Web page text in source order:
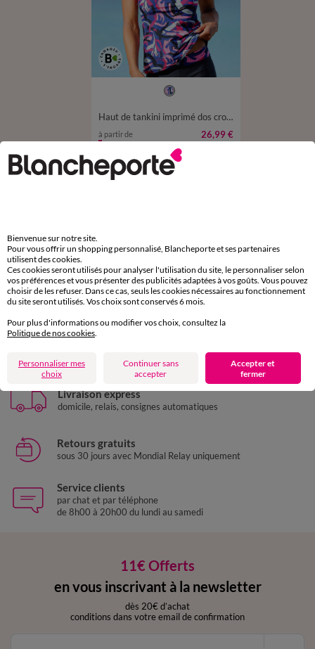
44
Haut de tankini imprimé dos croisé Lohena, coques moulées
à partir de 26,99 €
Maillot de bain couvrant
Maillot de bain piscine
Bikini femme
Maillot de bain sport
Bas de maillot de bain
Payez plus tard ou en plusieurs fois
Livraison express
domicile, relais, consignes automatiques
Retours gratuits
sous 30 jours avec Mondial Relay uniquement
Service clients
par chat et par téléphone
de 8h00 à 20h00 du lundi au samedi
11€ Offerts
en vous inscrivant à la newsletter
dès 20€ d’achat
conditions dans votre email de confirmation
Bienvenue sur notre site.
Pour vous offrir un shopping personnalisé, Blancheporte et ses partenaires
utilisent des cookies.
Ces cookies seront utilisés pour analyser l'utilisation du site, le personnaliser selon
vos préférences et vous présenter des publicités adaptées à vos goûts. Vous pouvez
choisir de les refuser. Dans ce cas, seuls les cookies nécessaires au fonctionnement
du site seront utilisés. Vos choix sont conservés 6 mois.
Pour plus d'informations ou modifier vos choix, consultez la
Politique de nos cookies.
Personnaliser mes
choix
Continuer sans
accepter
Accepter et
fermer